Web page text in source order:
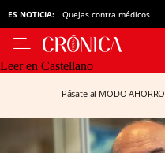
ES NOTICIA: Quejas contra médicos
Leer en Castellano
Pásate al MODO AHORRO